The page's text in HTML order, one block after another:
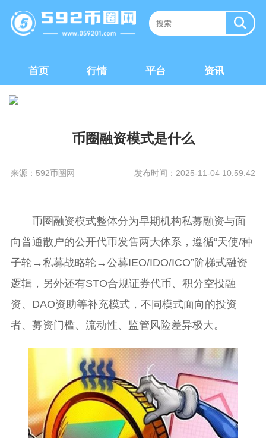
首页 行情 平台 资讯
币圈融资模式是什么
来源：592币圈网 发布时间：2025-11-04 10:59:42
币圈融资模式整体分为早期机构私募融资与面
向普通散户的公开代币发售两大体系，遵循“天使/种
子轮→私募战略轮→公募IEO/IDO/ICO”阶梯式融资
逻辑，另外还有STO合规证券代币、积分空投融
资、DAO资助等补充模式，不同模式面向的投资
者、募资门槛、流动性、监管风险差异极大。